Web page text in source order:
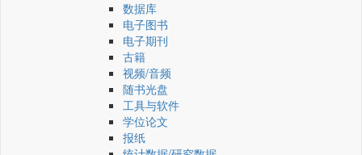
数据库
电子图书
电子期刊
古籍
视频/音频
随书光盘
工具与软件
学位论文
报纸